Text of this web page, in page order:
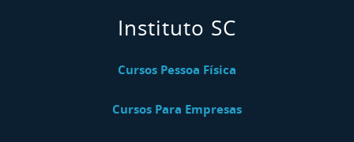
Instituto SC
Cursos Pessoa Física
Cursos Para Empresas